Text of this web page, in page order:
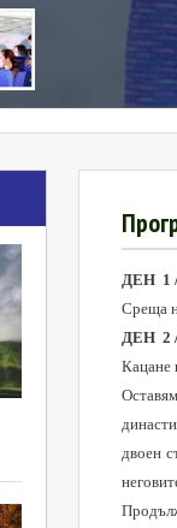
ДЕН 1 /
Среща
ДЕН 2
Кацане
двоен